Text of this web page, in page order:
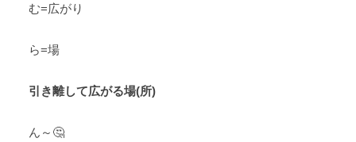
む=広がり
ら=場
引き離して広がる場(所)
ん～🤔